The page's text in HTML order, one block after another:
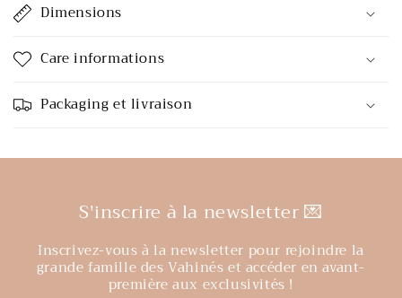
Dimensions
Care informations
Packaging et livraison
S'inscrire à la newsletter 💌
Inscrivez-vous à la newsletter pour rejoindre la
grande famille des Vahinés et accéder en avant-
première aux exclusivités !